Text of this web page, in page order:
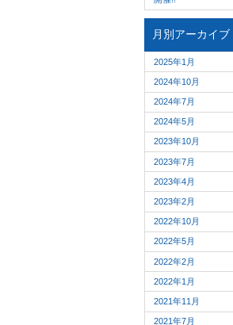
月別アーカイブ
2025年1月
2024年10月
2024年7月
2024年5月
2023年10月
2023年7月
2023年4月
2023年2月
2022年10月
2022年5月
2022年2月
2022年1月
2021年11月
2021年7月